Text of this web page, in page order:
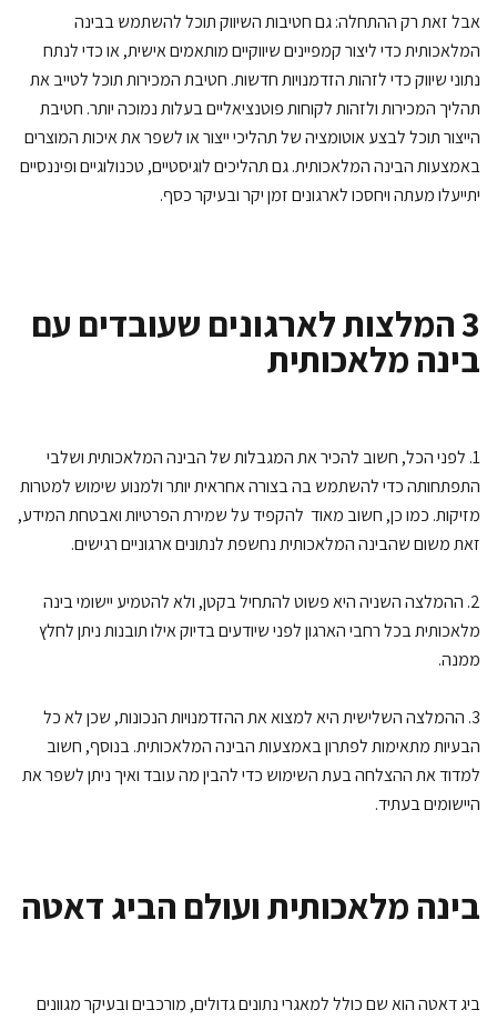
זאת רק ההתחלה: גם חטיבות השיווק תוכל להשתמש בבינה
כדי ליצור קמפיינים שיווקיים מותאמים אישית, או כדי לנתח
שיווק כדי לזהות הזדמנויות חדשות. חטיבת המכירות תוכל לטייב את
המכירות ולזהות לקוחות פוטנציאליים בעלות נמוכה יותר. חטיבת
תוכל לבצע אוטומציה של תהליכי ייצור או לשפר את איכות המוצרים
הבינה המלאכותית. גם תהליכים לוגיסטיים, טכנולוגיים ופיננסיים
מעתה ויחסכו לארגונים זמן יקר ובעיקר כסף.
3 המלצות לארגונים שעובדים עם
מלאכותית
לפני הכל, חשוב להכיר את המגבלות של הבינה המלאכותית ושלבי
כדי להשתמש בה בצורה אחראית יותר ולמנוע שימוש למטרות
כמו כן, חשוב מאוד להקפיד על שמירת הפרטיות ואבטחת המידע,
משום שהבינה המלאכותית נחשפת לנתונים ארגוניים רגישים.
2. ההמלצה השניה היא פשוט להתחיל בקטן, ולא להטמיע יישומי בינה
בכל רחבי הארגון לפני שיודעים בדיוק אילו תובנות ניתן לחלץ
3. ההמלצה השלישית היא למצוא את ההזדמנויות הנכונות, שכן לא כל
מתאימות לפתרון באמצעות הבינה המלאכותית. בנוסף, חשוב
את ההצלחה בעת השימוש כדי להבין מה עובד ואיך ניתן לשפר את
בעתיד.
מלאכותית ועולם הביג דאטה
דאטה הוא שם כולל למאגרי נתונים גדולים, מורכבים ובעיקר מגוונים